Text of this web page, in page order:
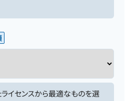
ライセンスから最適なものを選